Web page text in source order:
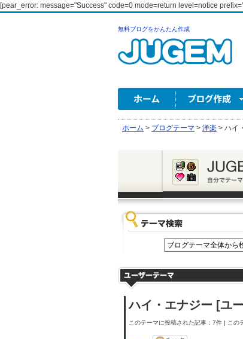
[pear_error: message="Success" code=0 mode=return level=notice
無料ブログをかんたん作成
ホーム > ブログテーマ > 洋楽 > ハイ
ハイ・エナジー [ユ
このテーマに投稿された記事：7件 | この